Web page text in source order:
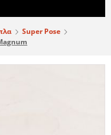
Super Pose